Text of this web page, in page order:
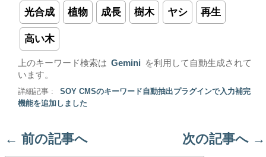
光合成 植物 成長 樹木 ヤシ 再生
高い木
上のキーワード検索は Gemini
を利用して自動生成されて
います。
詳細記事 :
SOY CMSのキーワード自動抽出プラグインで入力補完
機能を追加しました
← 前の記事へ 次の記事へ →